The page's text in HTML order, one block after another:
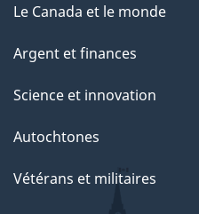
Le Canada et le monde
Argent et finances
Science et innovation
Autochtones
Vétérans et militaires